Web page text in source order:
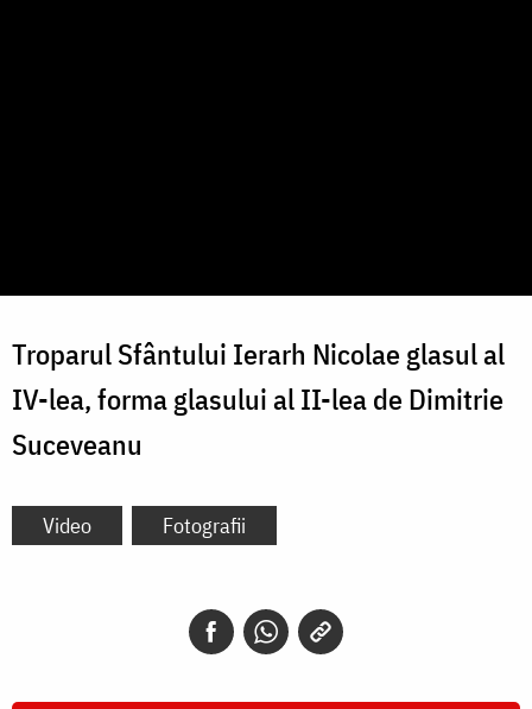
Troparul Sfântului Ierarh Nicolae glasul al
IV-lea, forma glasului al II-lea de Dimitrie
Suceveanu
Video Fotografii